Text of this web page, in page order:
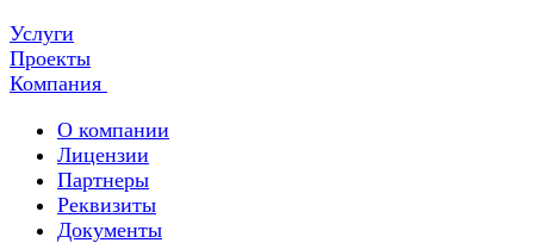
Услуги
Проекты
Компания
О компании
Лицензии
Партнеры
Реквизиты
Документы